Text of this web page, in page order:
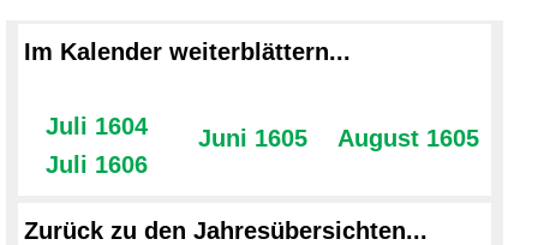
Im Kalender weiterblättern...
Juli 1604
Juli 1606
Juni 1605 August 1605
Zurück zu den Jahresübersichten...